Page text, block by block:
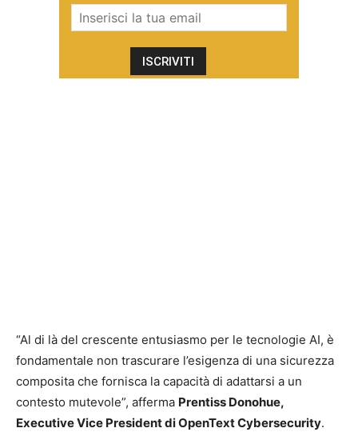
“Al di là del crescente entusiasmo per le tecnologie AI, è
fondamentale non trascurare l’esigenza di una sicurezza
composita che fornisca la capacità di adattarsi a un
contesto mutevole”, afferma Prentiss Donohue,
Executive Vice President di OpenText Cybersecurity.